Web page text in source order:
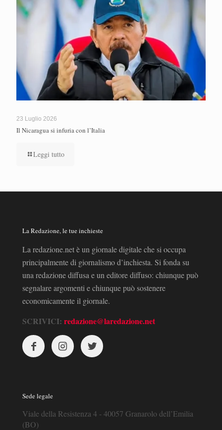
23 Luglio 2026
Il Nicaragua si infuria con l’Italia
Leggi tutto
La Redazione, le tue inchieste
La redazione.net è un giornale digitale che si occupa
principalmente di giornalismo d’inchiesta. Si fonda su
una redazione diffusa e un editore diffuso: chiunque può
segnalare argomenti e chiunque può sostenere
economicamente il giornale.
SCRIVICI: redazione@laredazione.net
Sede legale
Viale della Resistenza 4 - 40057 Granarolo dell’Emilia
(BO)